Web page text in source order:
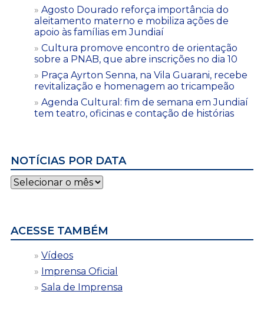
Agosto Dourado reforça importância do
aleitamento materno e mobiliza ações de
apoio às famílias em Jundiaí
Cultura promove encontro de orientação
sobre a PNAB, que abre inscrições no dia 10
Praça Ayrton Senna, na Vila Guarani, recebe
revitalização e homenagem ao tricampeão
Agenda Cultural: fim de semana em Jundiaí
tem teatro, oficinas e contação de histórias
NOTÍCIAS POR DATA
Notícias
por
ACESSE TAMBÉM
Vídeos
Imprensa Oficial
Sala de Imprensa